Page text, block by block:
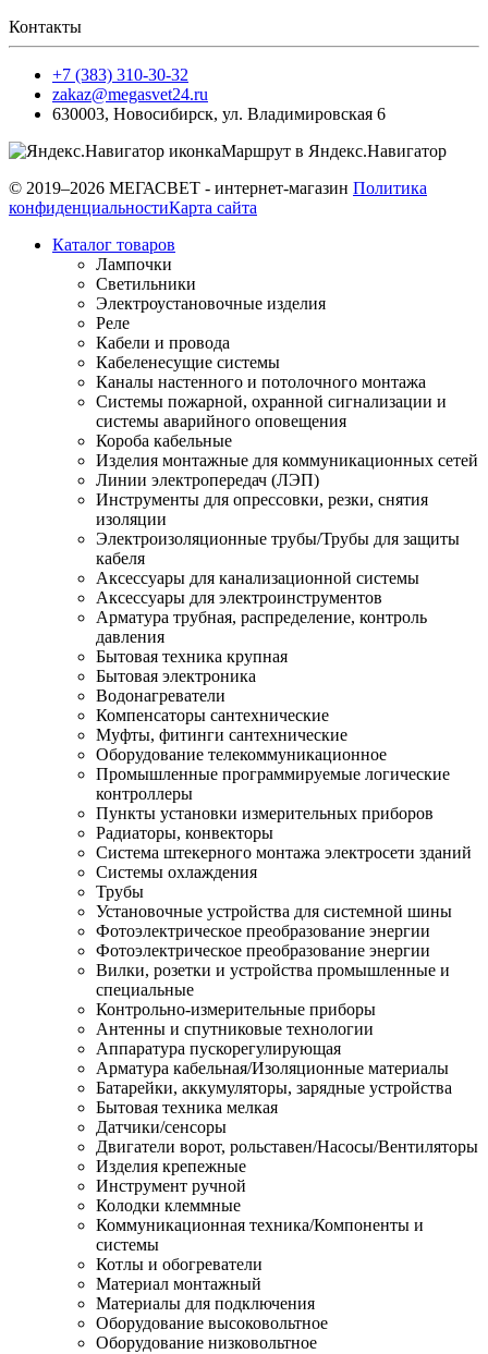
Контакты
+7 (383) 310-30-32
zakaz@megasvet24.ru
630003, Новосибирск, ул. Владимировская 6
Маршрут в Яндекс.Навигатор
© 2019–2026 МЕГАСВЕТ - интернет-магазин Политика
конфиденциальностиКарта сайта
Каталог товаров
Лампочки
Светильники
Электроустановочные изделия
Реле
Кабели и провода
Кабеленесущие системы
Каналы настенного и потолочного монтажа
Системы пожарной, охранной сигнализации и
системы аварийного оповещения
Короба кабельные
Изделия монтажные для коммуникационных сетей
Линии электропередач (ЛЭП)
Инструменты для опрессовки, резки, снятия
изоляции
Электроизоляционные трубы/Трубы для защиты
кабеля
Аксессуары для канализационной системы
Аксессуары для электроинструментов
Арматура трубная, распределение, контроль
давления
Бытовая техника крупная
Бытовая электроника
Водонагреватели
Компенсаторы сантехнические
Муфты, фитинги сантехнические
Оборудование телекоммуникационное
Промышленные программируемые логические
контроллеры
Пункты установки измерительных приборов
Радиаторы, конвекторы
Система штекерного монтажа электросети зданий
Системы охлаждения
Трубы
Установочные устройства для системной шины
Фотоэлектрическое преобразование энергии
Фотоэлектрическое преобразование энергии
Вилки, розетки и устройства промышленные и
специальные
Контрольно-измерительные приборы
Антенны и спутниковые технологии
Аппаратура пускорегулирующая
Арматура кабельная/Изоляционные материалы
Батарейки, аккумуляторы, зарядные устройства
Бытовая техника мелкая
Датчики/сенсоры
Двигатели ворот, рольставен/Насосы/Вентиляторы
Изделия крепежные
Инструмент ручной
Колодки клеммные
Коммуникационная техника/Компоненты и
системы
Котлы и обогреватели
Материал монтажный
Материалы для подключения
Оборудование высоковольтное
Оборудование низковольтное